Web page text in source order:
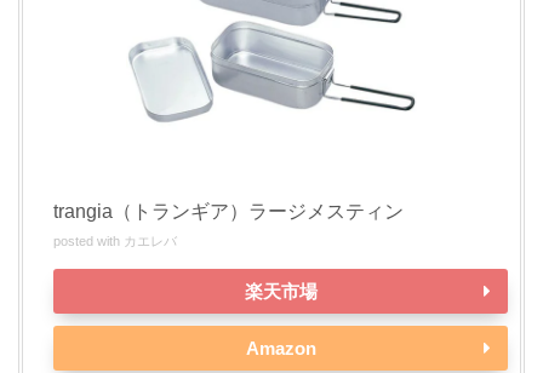
trangia（トランギア）ラージメスティン
posted with カエレバ
楽天市場
Amazon